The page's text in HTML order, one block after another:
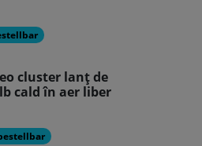
cluster lanț de
cald în aer liber